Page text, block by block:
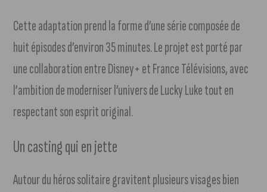
Cette adaptation prend la forme d’une série composée de
huit épisodes d’environ 35 minutes. Le projet est porté par
une collaboration entre Disney+ et France Télévisions, avec
l’ambition de moderniser l’univers de Lucky Luke tout en
respectant son esprit original.
Un casting qui en jette
Autour du héros solitaire gravitent plusieurs visages bien